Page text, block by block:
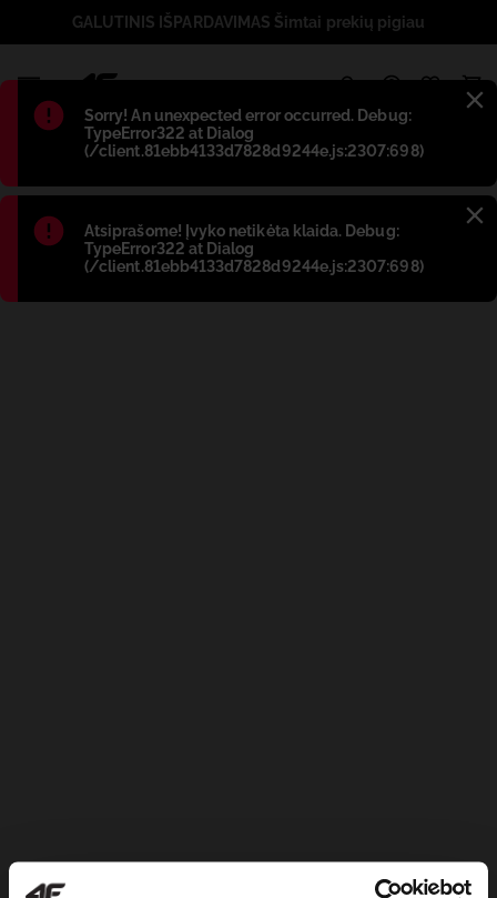
Błąd:
Sorry! An unexpected error occurred. Debug:
TypeError322 at Dialog
(/client.81ebb4133d7828d9244e.js:2307:698)
Błąd:
Atsiprašome! Įvyko netikėta klaida. Debug:
TypeError322 at Dialog
(/client.81ebb4133d7828d9244e.js:2307:698)
GALUTINIS IŠPARDAVIMAS Šimtai prekių pigiau